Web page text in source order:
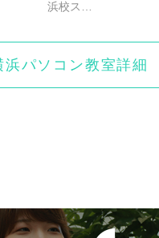
浜校ス…
浜パソコン教室詳細